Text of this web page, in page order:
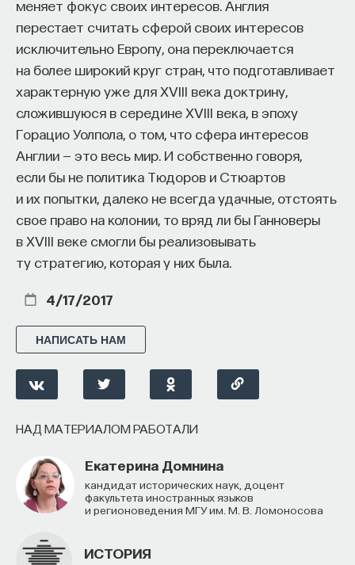
меняет фокус своих интересов. Англия
перестает считать сферой своих интересов
исключительно Европу, она переключается
на более широкий круг стран, что подготавливает
характерную уже для XVIII века доктрину,
сложившуюся в середине XVIII века, в эпоху
Горацио Уолпола, о том, что сфера интересов
Англии — это весь мир. И собственно говоря,
если бы не политика Тюдоров и Стюартов
и их попытки, далеко не всегда удачные, отстоять
свое право на колонии, то вряд ли бы Ганноверы
в XVIII веке смогли бы реализовывать
ту стратегию, которая у них была.
4/17/2017
НАПИСАТЬ НАМ
НАД МАТЕРИАЛОМ РАБОТАЛИ
Екатерина Домнина
кандидат исторических наук, доцент
факультета иностранных языков
и регионоведения МГУ им. М. В. Ломоносова
ИСТОРИЯ